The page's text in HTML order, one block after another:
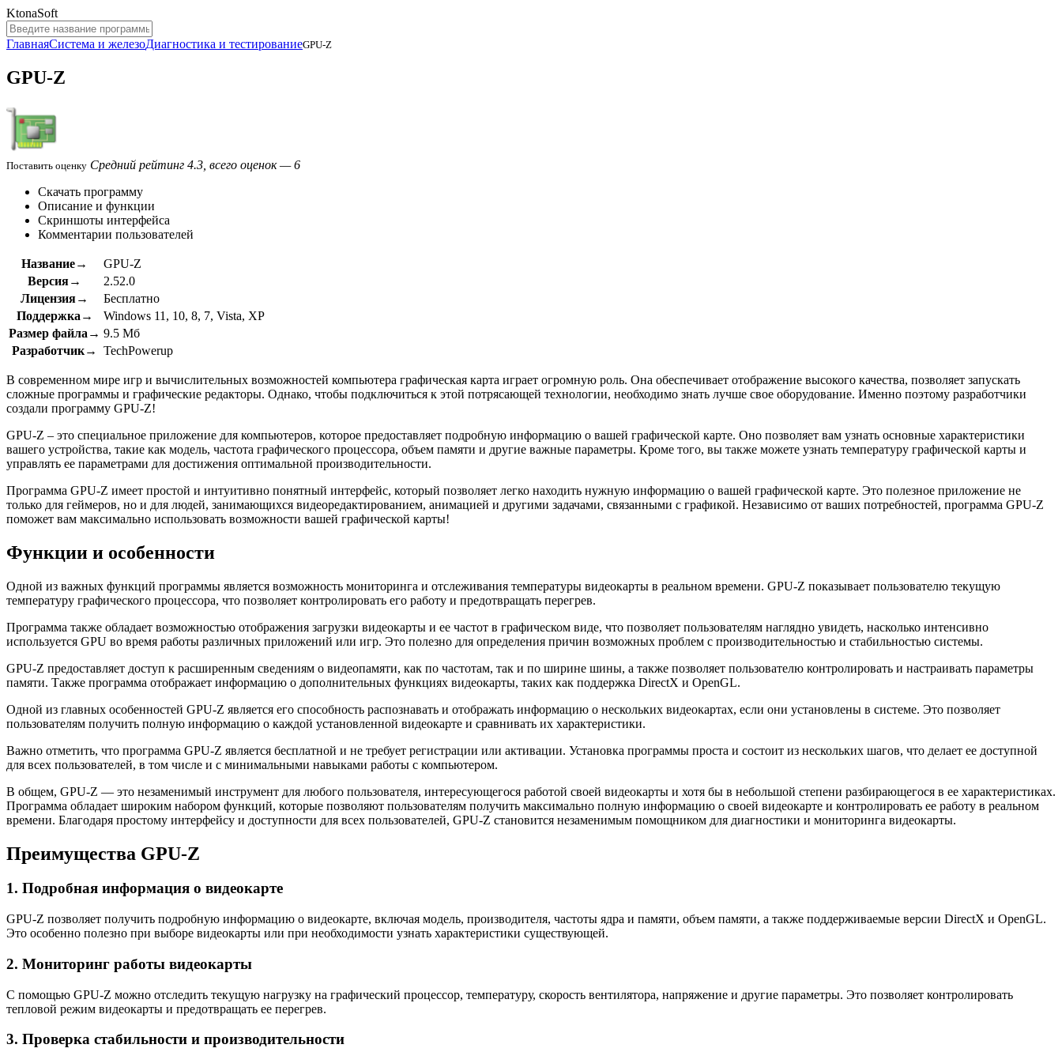
KtonaSoft
ГлавнаяСистема и железоДиагностика и тестированиеGPU-Z
GPU-Z
Поставить оценку Средний рейтинг 4.3, всего оценок — 6
Скачать программу
Описание и функции
Скриншоты интерфейса
Комментарии пользователей
Название→
GPU-Z
Версия→
2.52.0
Лицензия→
Бесплатно
Поддержка→
Windows 11, 10, 8, 7, Vista, XP
Размер файла→ 9.5 Мб
Разработчик→
TechPowerup
В современном мире игр и вычислительных возможностей компьютера графическая карта играет огромную роль. Она обеспечивает отображение высокого качества, позволяет запускать
сложные программы и графические редакторы. Однако, чтобы подключиться к этой потрясающей технологии, необходимо знать лучше свое оборудование. Именно поэтому разработчики
создали программу GPU-Z!
GPU-Z – это специальное приложение для компьютеров, которое предоставляет подробную информацию о вашей графической карте. Оно позволяет вам узнать основные характеристики
вашего устройства, такие как модель, частота графического процессора, объем памяти и другие важные параметры. Кроме того, вы также можете узнать температуру графической карты и
управлять ее параметрами для достижения оптимальной производительности.
Программа GPU-Z имеет простой и интуитивно понятный интерфейс, который позволяет легко находить нужную информацию о вашей графической карте. Это полезное приложение не
только для геймеров, но и для людей, занимающихся видеоредактированием, анимацией и другими задачами, связанными с графикой. Независимо от ваших потребностей, программа GPU-Z
поможет вам максимально использовать возможности вашей графической карты!
Функции и особенности
Одной из важных функций программы является возможность мониторинга и отслеживания температуры видеокарты в реальном времени. GPU-Z показывает пользователю текущую
температуру графического процессора, что позволяет контролировать его работу и предотвращать перегрев.
Программа также обладает возможностью отображения загрузки видеокарты и ее частот в графическом виде, что позволяет пользователям наглядно увидеть, насколько интенсивно
используется GPU во время работы различных приложений или игр. Это полезно для определения причин возможных проблем с производительностью и стабильностью системы.
GPU-Z предоставляет доступ к расширенным сведениям о видеопамяти, как по частотам, так и по ширине шины, а также позволяет пользователю контролировать и настраивать параметры
памяти. Также программа отображает информацию о дополнительных функциях видеокарты, таких как поддержка DirectX и OpenGL.
Одной из главных особенностей GPU-Z является его способность распознавать и отображать информацию о нескольких видеокартах, если они установлены в системе. Это позволяет
пользователям получить полную информацию о каждой установленной видеокарте и сравнивать их характеристики.
Важно отметить, что программа GPU-Z является бесплатной и не требует регистрации или активации. Установка программы проста и состоит из нескольких шагов, что делает ее доступной
для всех пользователей, в том числе и с минимальными навыками работы с компьютером.
В общем, GPU-Z — это незаменимый инструмент для любого пользователя, интересующегося работой своей видеокарты и хотя бы в небольшой степени разбирающегося в ее характеристиках.
Программа обладает широким набором функций, которые позволяют пользователям получить максимально полную информацию о своей видеокарте и контролировать ее работу в реальном
времени. Благодаря простому интерфейсу и доступности для всех пользователей, GPU-Z становится незаменимым помощником для диагностики и мониторинга видеокарты.
Преимущества GPU-Z
1. Подробная информация о видеокарте
GPU-Z позволяет получить подробную информацию о видеокарте, включая модель, производителя, частоты ядра и памяти, объем памяти, а также поддерживаемые версии DirectX и OpenGL.
Это особенно полезно при выборе видеокарты или при необходимости узнать характеристики существующей.
2. Мониторинг работы видеокарты
С помощью GPU-Z можно отследить текущую нагрузку на графический процессор, температуру, скорость вентилятора, напряжение и другие параметры. Это позволяет контролировать
тепловой режим видеокарты и предотвращать ее перегрев.
3. Проверка стабильности и производительности